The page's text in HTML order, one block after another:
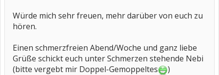
Würde mich sehr freuen, mehr darüber von euch zu
hören.
Einen schmerzfreien Abend/Woche und ganz liebe
Grüße schickt euch unter Schmerzen stehende Nebi
(bitte vergebt mir Doppel-Gemoppeltes
)